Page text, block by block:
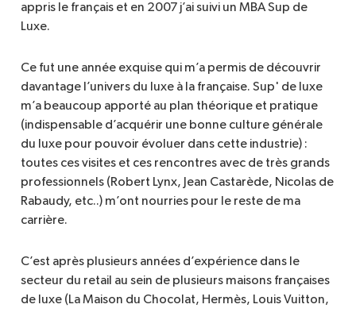
appris le français et en 2007 j’ai suivi un MBA Sup de
Luxe.
Ce fut une année exquise qui m’a permis de découvrir
davantage l’univers du luxe à la française. Sup' de luxe
m’a beaucoup apporté au plan théorique et pratique
(indispensable d’acquérir une bonne culture générale
du luxe pour pouvoir évoluer dans cette industrie) :
toutes ces visites et ces rencontres avec de très grands
professionnels (Robert Lynx, Jean Castarède, Nicolas de
Rabaudy, etc..) m’ont nourries pour le reste de ma
carrière.
C’est après plusieurs années d’expérience dans le
secteur du retail au sein de plusieurs maisons françaises
de luxe (La Maison du Chocolat, Hermès, Louis Vuitton,